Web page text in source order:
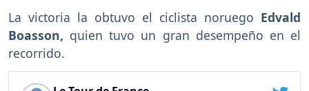
La victoria la obtuvo el ciclista noruego Edvald
Boasson, quien tuvo un gran desempeño en el
recorrido.